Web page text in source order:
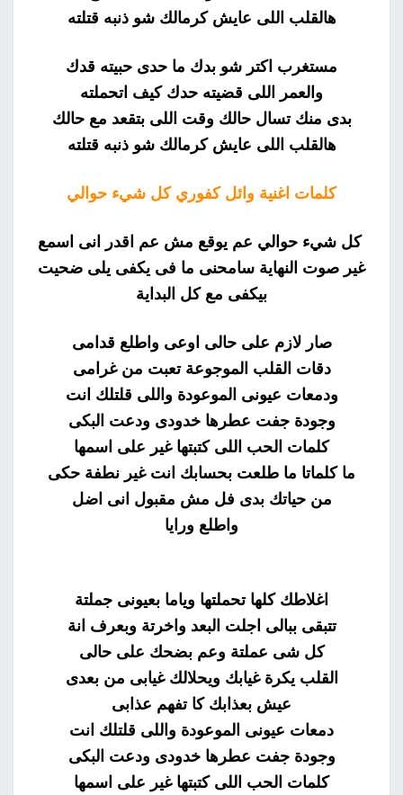
هالقلب اللى عايش كرمالك شو ذنبه قتلته
مستغرب اكتر شو بدك ما حدى حبيته قدك
والعمر اللى قضيته حدك كيف اتحملته
بدى منك تسال حالك وقت اللى بتقعد مع حالك
هالقلب اللى عايش كرمالك شو ذنبه قتلته
كلمات اغنية وائل كفوري كل شيء حوالي
كل شيء حوالي عم يوقع مش عم اقدر انى اسمع
غير صوت النهاية سامحنى ما فى يكفى يلى ضحيت
بيكفى مع كل البداية
صار لازم على حالى اوعى واطلع قدامى
دقات القلب الموجوعة تعبت من غرامى
ودمعات عيونى الموعودة واللى قلتلك انت
وجودة جفت عطرها خدودى ودعت البكى
كلمات الحب اللى كتبتها غير على اسمها
ما كلماتا ما طلعت بحسابك انت غير نطفة حكى
من حياتك بدى فل مش مقبول انى اضل
واطلع ورايا
اغلاطك كلها تحملتها وياما بعيونى جملتة
تتبقى ببالى اجلت البعد واخرتة وبعرف انة
كل شى عملتة وعم بضحك على حالى
القلب يكرة غيابك ويحلالك غيابى من بعدى
عيش بعذابك كا تفهم عذابى
دمعات عيونى الموعودة واللى قلتلك انت
وجودة جفت عطرها خدودى ودعت البكى
كلمات الحب اللى كتبتها غير على اسمها